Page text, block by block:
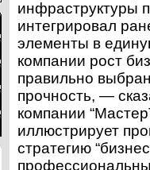
инфраструктуры
интегрировал
элементы в
компании рост
правильно
прочность, —
компании
иллюстрирует
стратегию